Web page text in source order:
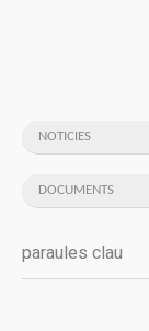
NOTICIES
DOCUMENTS